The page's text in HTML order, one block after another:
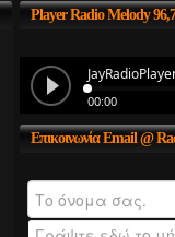
PlayerRadio Melody
ΕπικοινωνίαEmail @